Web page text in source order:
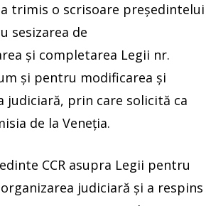
trimis o scrisoare preşedintelui
sesizarea de
şi completarea Legii nr.
şi pentru modificarea şi
judiciară, prin care solicită ca
de la Veneţia.
CCR asupra Legii pentru
judiciară şi a respins